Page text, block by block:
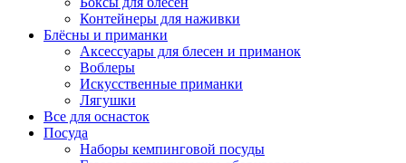
Контейнеры для наживки
Блёсны и приманки
Аксессуары для блесен и приманок
Воблеры
Искусственные приманки
Лягушки
Все для оснасток
Посуда
Наборы кемпинговой посуды